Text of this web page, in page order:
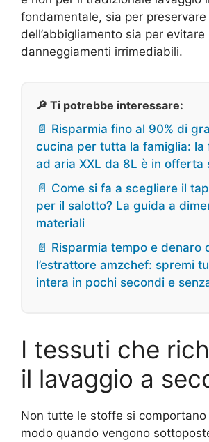
fondamentale, sia per
dell’abbigliamento sia per evitare
danneggiamenti irrimediabili.
🔎 Ti potrebbe interessare:
📄 Risparmia fino al 90% di
cucina per tutta la famiglia:
ad aria XXL da 8L è in offerta
📄 Come si fa a scegliere il
per il salotto? La guida a
materiali
📄 Risparmia tempo e denaro
l’estrattore amzchef: spremi
intera in pochi secondi e
I tessuti che
il lavaggio a
Non tutte le stoffe si
modo quando vengono